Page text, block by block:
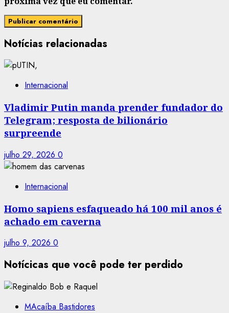
Notícias relacionadas
Internacional
Vladimir Putin manda prender fundador do
Telegram; resposta de bilionário
surpreende
julho 29, 2026 0
Internacional
Homo sapiens esfaqueado há 100 mil anos é
achado em caverna
julho 9, 2026 0
Notícicas que você pode ter perdido
MAcaíba Bastidores